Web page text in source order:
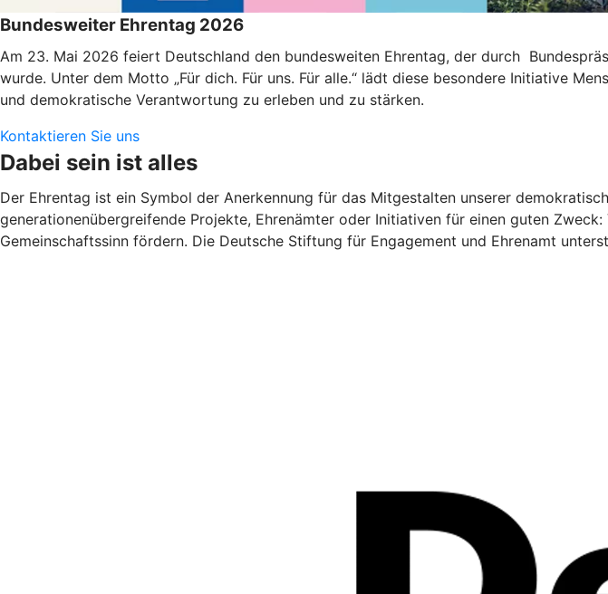
Bundesweiter Ehrentag 2026
Am 23. Mai 2026 feiert Deutschland den bundesweiten Ehrentag, der durch
wurde. Unter dem Motto „Für dich. Für uns. Für alle.“ lädt diese besondere Initiative
und demokratische Verantwortung zu erleben und zu stärken.
Kontaktieren Sie uns
Dabei sein ist alles
Der Ehrentag ist ein Symbol der Anerkennung für das Mitgestalten unserer
generationenübergreifende Projekte, Ehrenämter oder Initiativen für einen guten
Gemeinschaftssinn fördern. Die Deutsche Stiftung für Engagement und Ehrenamt